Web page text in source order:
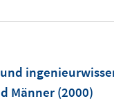
Männer (2000)